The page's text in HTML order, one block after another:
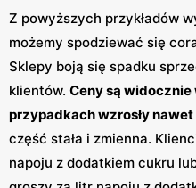
Z powyższych przykładów
możemy spodziewać się
Sklepy boją się spadku
klientów. Ceny są
przypadkach wzrosły nawet
część stała i zmienna.
napoju z dodatkiem cukru